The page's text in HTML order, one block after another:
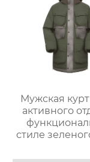
Мужская
активного
стиле